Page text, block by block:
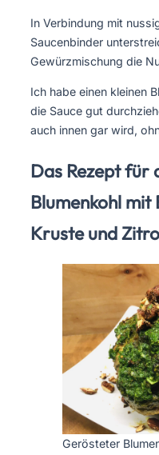
In Verbindung mit
Saucenbinder
Gewürzmischung die
Ich habe einen kleinen
die Sauce gut
auch innen gar wird,
Das Rezept für
Blumenkohl mit
Kruste und
Gerösteter